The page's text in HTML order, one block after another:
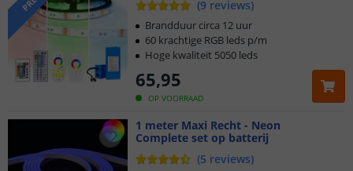
(9 reviews)
OP VOORRAAD
65,95
Brandduur circa 12 uur
60 krachtige RGB leds p/m
Hoge kwaliteit 5050 leds
1 meter Maxi Recht - Neon
Complete set op batterij
(5 reviews)